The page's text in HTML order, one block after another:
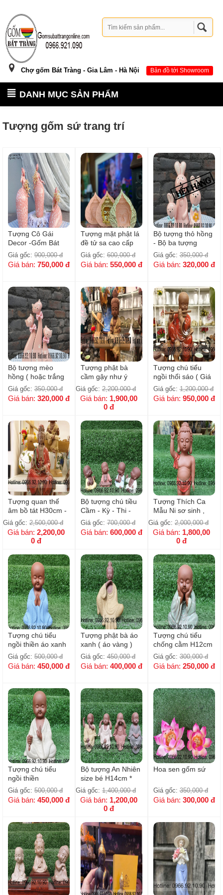
Chợ gốm Bát Tràng - Gia Lâm - Hà Nội Bản đồ tới Showroom
DANH MỤC SẢN PHẨM
Tượng gốm sứ trang trí
Tượng Cô Gái
Decor -Gốm Bát
Tràng
Giá gốc: 900,000 đ
Giá bán: 750,000 đ
Tượng mặt phật lá
đề tử sa cao cấp
Bát Tràng -
H22cm/ Dát vàng
Giá gốc:600,000 đ
Giá bán: 550,000 đ
Bộ tượng thỏ hồng
- Bộ ba tượng
Giá gốc:350,000 đ
Giá bán: 320,000 đ
Bộ tượng mèo
hồng ( hoặc trắng
)- Bộ ba tượng
Giá gốc: 350,000 đ
Giá bán: 320,000 đ
Tượng phật bà
cầm gậy như ý
gốm sứ - H28cm
rộng 12cm
Giá gốc: 2,200,000 đ
Giá bán: 1,900,00
0 đ
Tượng chú tiểu
ngồi thổi sáo ( Giá
chưa kèm kệ )
Giá gốc:1,200,000 đ
Giá bán: 950,000 đ
Tượng quan thế
âm bồ tát H30cm -
Rộng 20cm
Giá gốc: 2,500,000 đ
Giá bán:2,200,00
0 đ
Bộ tượng chú tiều
Cầm - Kỳ - Thi -
Họa
Giá gốc:700,000 đ
Giá bán: 600,000 đ
Tượng Thích Ca
Mẫu Ni sơ sinh ,
tượng phật đản
sinh H30cm - Rộng
13cm
Giá gốc:2,000,000 đ
Giá bán: 1,800,00
0 đ
Tượng chú tiểu
ngồi thiền áo xanh
( Mẫu số 3 )
H18cm * 9cm
Giá gốc: 500,000 đ
Giá bán: 450,000 đ
Tượng phật bà áo
xanh ( áo vàng )
H18cm * 8cm
Giá gốc:450,000 đ
Giá bán: 400,000 đ
Tượng chú tiểu
chống cằm H12cm
_ rộng 8cm
Giá gốc:300,000 đ
Giá bán: 250,000 đ
Tượng chú tiểu
ngồi thiền
Giá gốc: 500,000 đ
Giá bán: 450,000 đ
Bộ tượng An Nhiên
size bé H14cm *
7cm
Giá gốc: 1,400,000 đ
Giá bán: 1,200,00
0 đ
Hoa sen gốm sứ
Giá gốc:350,000 đ
Giá bán: 300,000 đ